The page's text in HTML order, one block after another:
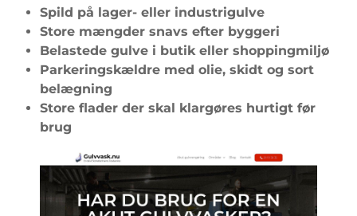
Spild på lager- eller industrigulve
Store mængder snavs efter byggeri
Belastede gulve i butik eller shoppingmiljø
Parkeringskældre med olie, skidt og sort
belægning
Store flader der skal klargøres hurtigt før
brug